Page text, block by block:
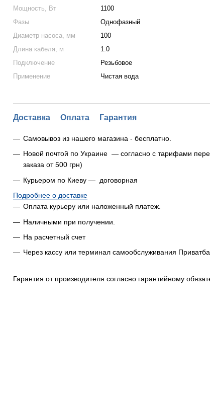
Мощность, Вт
1100
Фазы
Однофазный
Диаметр насоса, мм
100
Длина кабеля, м
1.0
Подключение
Резьбовое
Применение
Чистая вода
Доставка Оплата Гарантия
Самовывоз из нашего магазина - бесплатно.
Новой почтой по Украине — согласно с тарифами
заказа от 500 грн)
Курьером по Киеву — договорная
Подробнее о доставке
Оплата курьеру или наложенный платеж.
Наличными при получении.
На расчетный счет
Через кассу или терминал самообслуживания
Гарантия от производителя согласно гарантийному